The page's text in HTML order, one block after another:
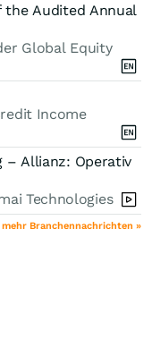
the Audited Annual
Global Equity
Income
– Allianz: Operativ
Technologies
mehr Branchennachrichten »